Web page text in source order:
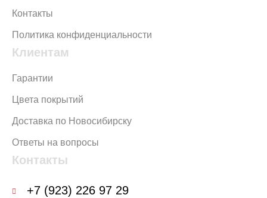
Контакты
Политика конфиденциальности
Клиентам
Гарантии
Цвета покрытий
Доставка по Новосибирску
Ответы на вопросы
Контакты
+7 (923) 226 97 29